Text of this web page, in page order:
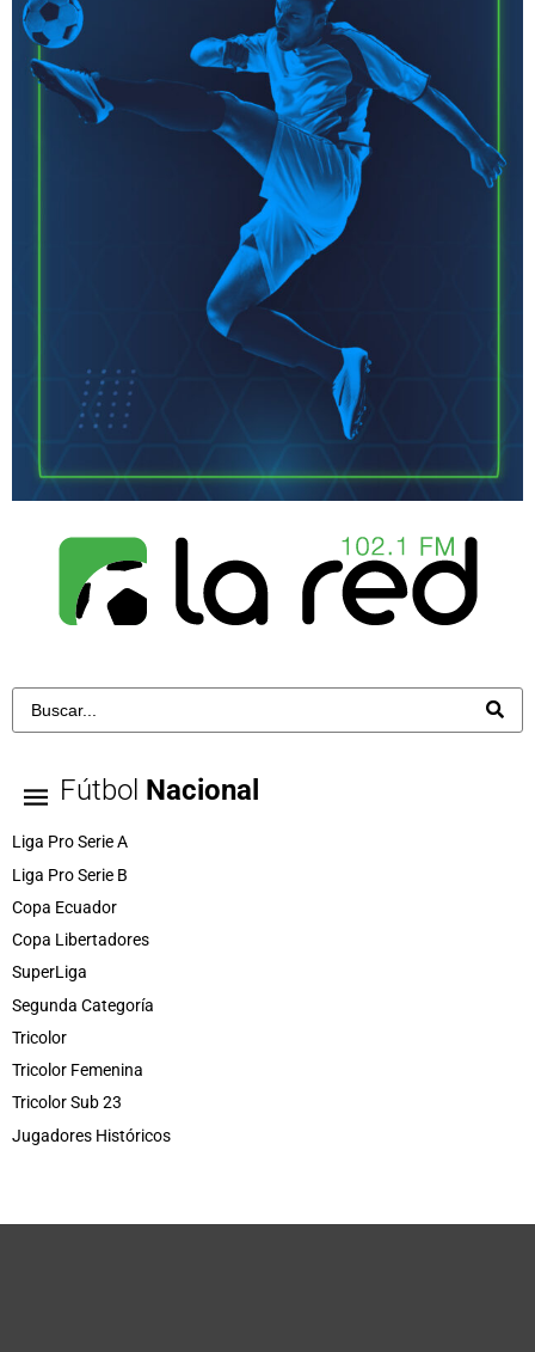
Fútbol Nacional
Liga Pro Serie A
Liga Pro Serie B
Copa Ecuador
Copa Libertadores
SuperLiga
Segunda Categoría
Tricolor
Tricolor Femenina
Tricolor Sub 23
Jugadores Históricos